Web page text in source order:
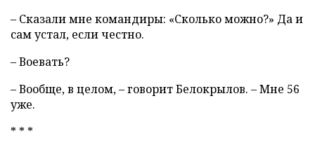
– Сказали мне командиры: «Сколько можно?» Да и
сам устал, если честно.
– Воевать?
– Вообще, в целом, – говорит Белокрылов. – Мне 56
уже.
* * *